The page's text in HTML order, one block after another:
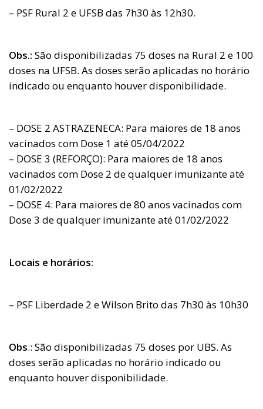
– PSF Rural 2 e UFSB das 7h30 às 12h30.
Obs.: São disponibilizadas 75 doses na Rural 2 e 100
doses na UFSB. As doses serão aplicadas no horário
indicado ou enquanto houver disponibilidade.
– DOSE 2 ASTRAZENECA: Para maiores de 18 anos
vacinados com Dose 1 até 05/04/2022
– DOSE 3 (REFORÇO): Para maiores de 18 anos
vacinados com Dose 2 de qualquer imunizante até
01/02/2022
– DOSE 4: Para maiores de 80 anos vacinados com
Dose 3 de qualquer imunizante até 01/02/2022
Locais e horários:
– PSF Liberdade 2 e Wilson Brito das 7h30 às 10h30
Obs.: São disponibilizadas 75 doses por UBS. As
doses serão aplicadas no horário indicado ou
enquanto houver disponibilidade.